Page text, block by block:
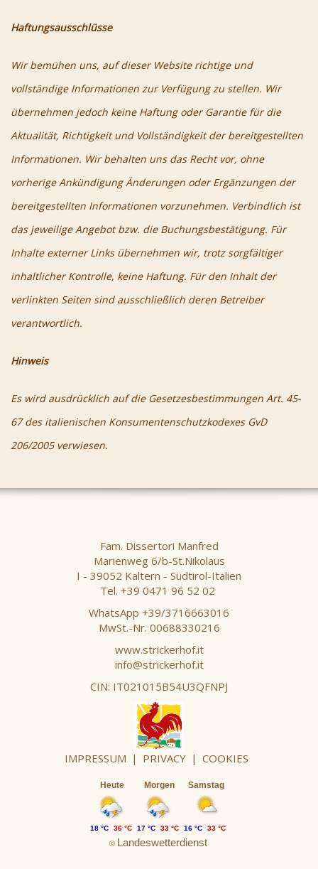
Haftungsausschlüsse
Wir bemühen uns, auf dieser Website richtige und
vollständige Informationen zur Verfügung zu stellen. Wir
übernehmen jedoch keine Haftung oder Garantie für die
Aktualität, Richtigkeit und Vollständigkeit der bereitgestellten
Informationen. Wir behalten uns das Recht vor, ohne
vorherige Ankündigung Änderungen oder Ergänzungen der
bereitgestellten Informationen vorzunehmen. Verbindlich ist
das jeweilige Angebot bzw. die Buchungsbestätigung. Für
Inhalte externer Links übernehmen wir, trotz sorgfältiger
inhaltlicher Kontrolle, keine Haftung. Für den Inhalt der
verlinkten Seiten sind ausschließlich deren Betreiber
verantwortlich.
Hinweis
Es wird ausdrücklich auf die Gesetzesbestimmungen Art. 45-
67 des italienischen Konsumentenschutzkodexes GvD
206/2005 verwiesen.
Fam. Dissertori Manfred
Marienweg 6/b-St.Nikolaus
I - 39052 Kaltern - Südtirol-Italien
Tel. +39 0471 96 52 02
WhatsApp +39/3716663016
MwSt.-Nr. 00688330216
www.strickerhof.it
info@strickerhof.it
CIN: IT021015B54U3QFNPJ
IMPRESSUM | PRIVACY | COOKIES
Heute Morgen Samstag
© Landeswetterdienst
18 °C 36 °C 17 °C 33 °C 16 °C 33 °C